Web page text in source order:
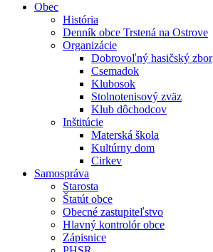
Obec
História
Denník obce Trstená na Ostrove
Organizácie
Dobrovoľný hasičský zbor
Csemadok
Klubosok
Stolnotenisový zväz
Klub dôchodcov
Inštitúcie
Materská škola
Kultúrny dom
Cirkev
Samospráva
Starosta
Štatút obce
Obecné zastupiteľstvo
Hlavný kontrolór obce
Zápisnice